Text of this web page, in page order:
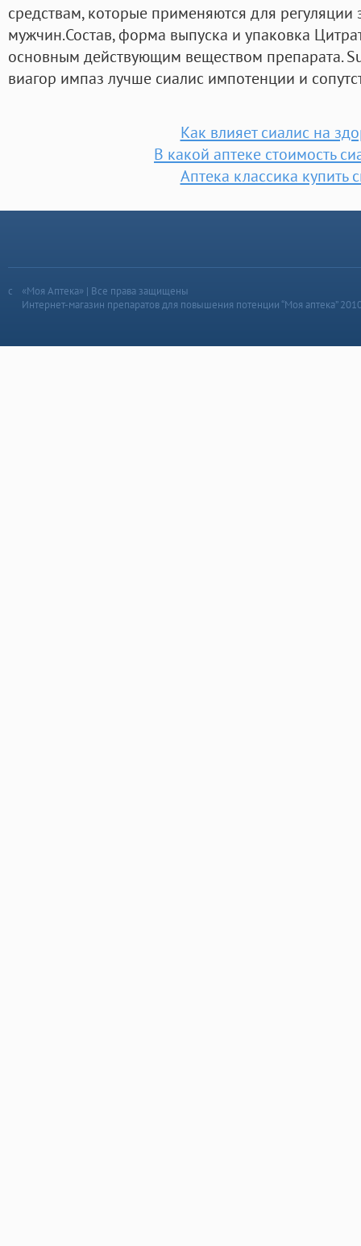
средствам, которые применяются для регуляции
мужчин.Состав, форма выпуска и упаковка
основным действующим веществом препарата.
виагор импаз лучше сиалис импотенции и
Как влияет сиалис на
В какой аптеке стоимость
Аптека классика купить
«Моя Аптека» | Все права защищены
Интернет-магазин препаратов для повышения потенции “Моя аптека”